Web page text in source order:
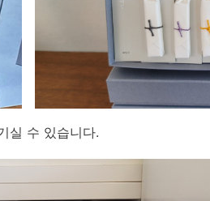
실 수 있습니다.